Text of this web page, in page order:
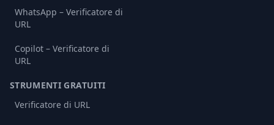
WhatsApp – Verificatore di
URL
Copilot – Verificatore di
URL
STRUMENTI GRATUITI
Verificatore di URL